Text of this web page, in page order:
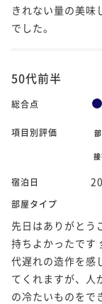
きれない量の美味
でした。
50代前半
総合点
項目別評価
宿泊日
部屋タイプ
先日はありがとう
持ちよかったです
代遅れの造作を感
てくれますが、人
の冷たいものをで